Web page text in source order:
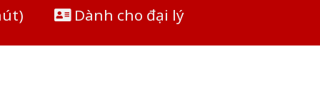
Dành cho đại lý